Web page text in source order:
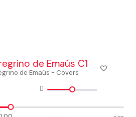
de Emaús - Covers
de Emaús C1